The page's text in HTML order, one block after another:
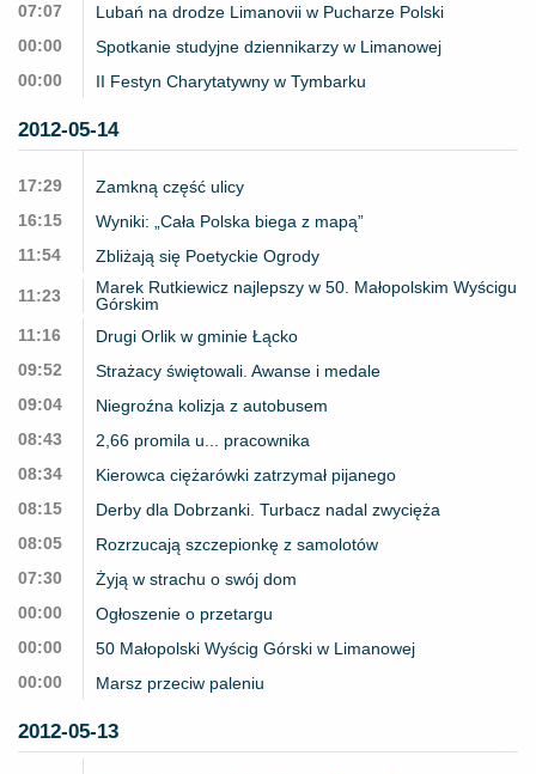
07:07
Lubań na drodze Limanovii w Pucharze Polski
00:00
Spotkanie studyjne dziennikarzy w Limanowej
00:00
II Festyn Charytatywny w Tymbarku
2012-05-14
17:29
Zamkną część ulicy
16:15
Wyniki: „Cała Polska biega z mapą”
11:54
Zbliżają się Poetyckie Ogrody
11:23
Marek Rutkiewicz najlepszy w 50. Małopolskim Wyścigu
Górskim
11:16
Drugi Orlik w gminie Łącko
09:52
Strażacy świętowali. Awanse i medale
09:04
Niegroźna kolizja z autobusem
08:43
2,66 promila u... pracownika
08:34
Kierowca ciężarówki zatrzymał pijanego
08:15
Derby dla Dobrzanki. Turbacz nadal zwycięża
08:05
Rozrzucają szczepionkę z samolotów
07:30
Żyją w strachu o swój dom
00:00
Ogłoszenie o przetargu
00:00
50 Małopolski Wyścig Górski w Limanowej
00:00
Marsz przeciw paleniu
2012-05-13